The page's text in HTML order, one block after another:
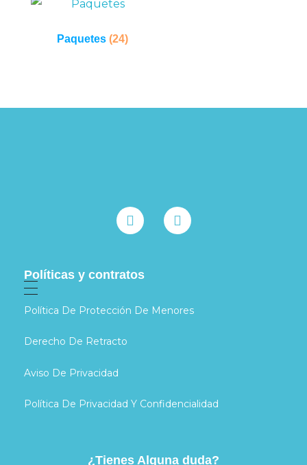
Paquetes (24)
Políticas y contratos
Política De Protección De Menores
Derecho De Retracto
Aviso De Privacidad
Política De Privacidad Y Confidencialidad
¿Tienes Alguna duda?